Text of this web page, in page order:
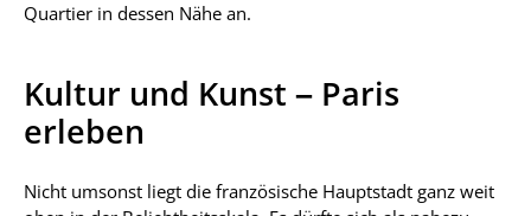
Quartier in dessen Nähe an.
Kultur und Kunst – Paris
erleben
Nicht umsonst liegt die französische Hauptstadt ganz weit